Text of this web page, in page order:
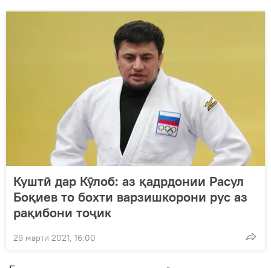
Куштӣ дар Кӯлоб: аз қадрдонии Расул
Боқиев то бохти варзишкорони рус аз
рақибони тоҷик
29 марти 2021, 16:00